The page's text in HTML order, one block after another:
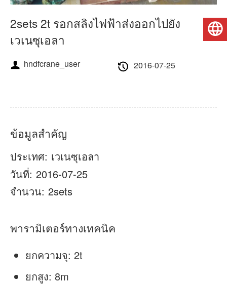
รอกไฟฟ้า
อะไหล่เครน
ติดต่อเรา
2sets 2t รอกสลิงไฟฟ้าส่งออกไปยัง
เวเนซุเอลา
hndfcrane_user 2016-07-25
ข้อมูลสำคัญ
ประเทศ: เวเนซุเอลา
วันที่: 2016-07-25
จำนวน: 2sets
พารามิเตอร์ทางเทคนิค
ยกความจุ: 2t
ยกสูง: 8m
ไทย